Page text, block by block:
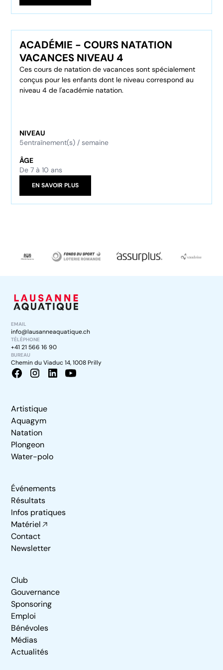
ACADÉMIE - COURS NATATION
VACANCES NIVEAU 4
Ces cours de natation de vacances sont spécialement
conçus pour les enfants dont le niveau correspond au
niveau 4 de l'académie natation.
NIVEAU
5entraînement(s) / semaine
ÂGE
De 7 à 10 ans
EN SAVOIR PLUS
EMAIL
info@lausanneaquatique.ch
TÉLÉPHONE
+41 21 566 16 90
BUREAU
Chemin du Viaduc 14, 1008 Prilly
Artistique
Aquagym
Natation
Plongeon
Water-polo
Événements
Résultats
Infos pratiques
Matériel
Contact
Newsletter
Club
Gouvernance
Sponsoring
Emploi
Bénévoles
Médias
Actualités